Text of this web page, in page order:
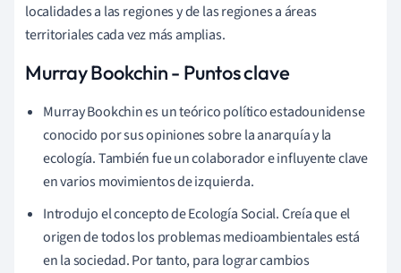
localidades a las regiones y de las regiones a áreas
territoriales cada vez más amplias.
Murray Bookchin - Puntos clave
Murray Bookchin es un teórico político estadounidense
conocido por sus opiniones sobre la anarquía y la
ecología. También fue un colaborador e influyente clave
en varios movimientos de izquierda.
Introdujo el concepto de Ecología Social. Creía que el
origen de todos los problemas medioambientales está
en la sociedad. Por tanto, para lograr cambios